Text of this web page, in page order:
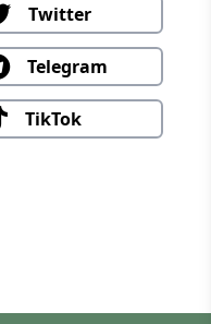
Twitter
Telegram
TikTok